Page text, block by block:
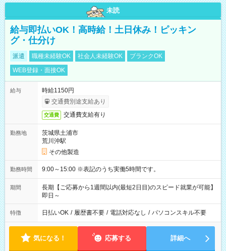
未読
給与即払いOK！高時給！土日休み！ピッキン
グ・仕分け
派遣 職種未経験OK 社会人未経験OK
ブランクOK
WEB登録・面接OK
給与
時給1150円
交通費別途支給あり
交通費 交通費支給有り
勤務地
茨城県土浦市
荒川沖駅
その他製造
勤務時間 9:00～15:00 ※表記のうち実働5時間です。
期間
長期【ご応募から1週間以内(最短2日目)のスピード就業が可能】
即日～
特徴 日払いOK / 履歴書不要 / 電話対応なし / パソコンスキル不要
気になる！ 応募する 詳細へ